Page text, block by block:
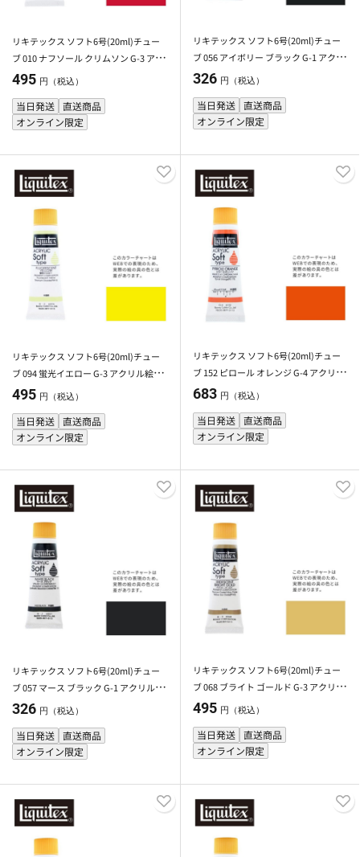
リキテックス ソフト6号(20ml)チュー
ブ 010 ナフソール クリムソン G-3 アク
リル絵具 Liquitex
495 円（税込）
当日発送 直送商品
オンライン限定
リキテックス ソフト6号(20ml)チュー
ブ 056 アイボリー ブラック G-1 アクリ
ル絵具 Liquitex
326 円（税込）
当日発送
直送商品
オンライン限定
リキテックス ソフト6号(20ml)チュー
ブ 094 蛍光イエロー G-3 アクリル絵具
Liquitex
495 円（税込）
当日発送 直送商品
オンライン限定
リキテックス ソフト6号(20ml)チュー
ブ 152 ピロール オレンジ G-4 アクリル
絵具 Liquitex
683 円（税込）
当日発送
直送商品
オンライン限定
リキテックス ソフト6号(20ml)チュー
ブ 057 マース ブラック G-1 アクリル絵
具 Liquitex
326 円（税込）
当日発送 直送商品
オンライン限定
リキテックス ソフト6号(20ml)チュー
ブ 068 ブライト ゴールド G-3 アクリル
絵具 Liquitex
495 円（税込）
当日発送
直送商品
オンライン限定